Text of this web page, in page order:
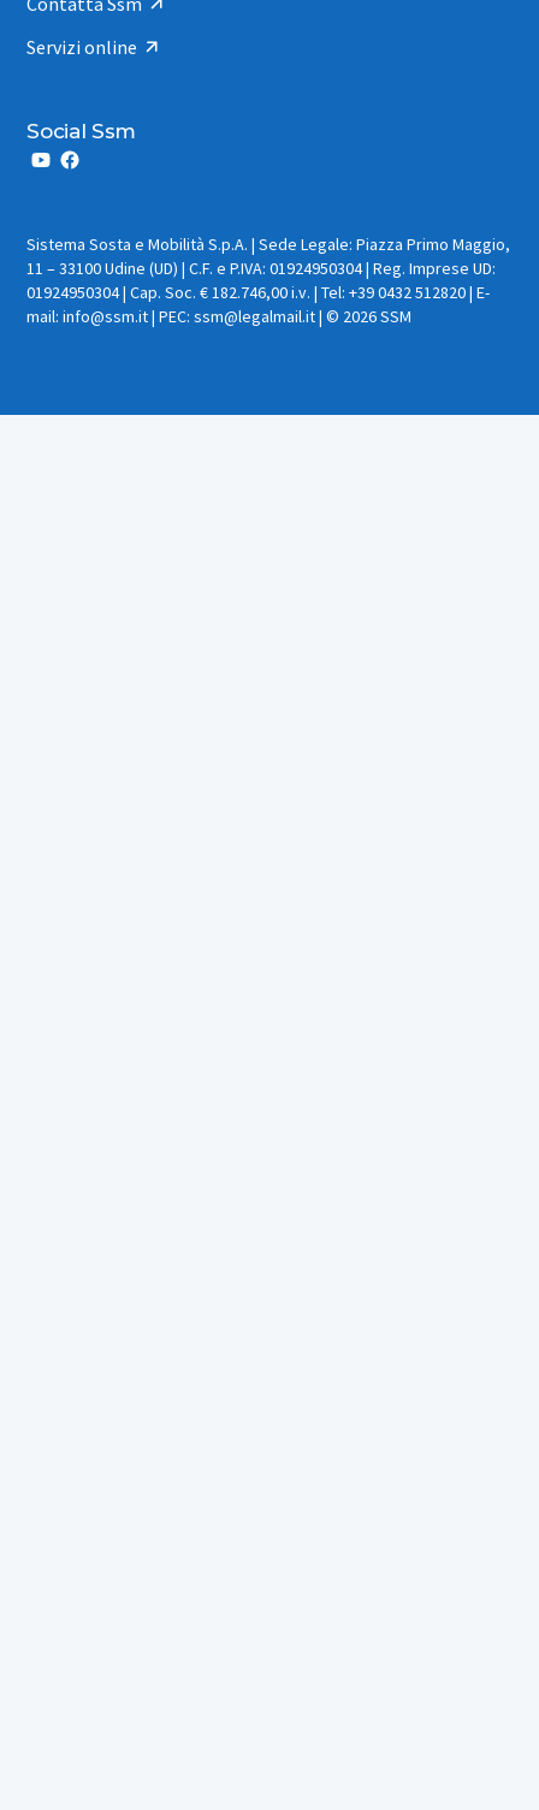
Servizi online
Social Ssm
Sistema Sosta e Mobilità S.p.A. | Sede Legale: Piazza Primo Maggio,
11 – 33100 Udine (UD) | C.F. e P.IVA: 01924950304 | Reg. Imprese UD:
01924950304 | Cap. Soc. € 182.746,00 i.v. | Tel: +39 0432 512820 | E-
mail: info@ssm.it | PEC: ssm@legalmail.it | © 2026 SSM